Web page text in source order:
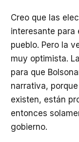
Creo que las
interesante para
pueblo. Pero la
muy optimista.
para que
narrativa,
existen, están
entonces
gobierno.